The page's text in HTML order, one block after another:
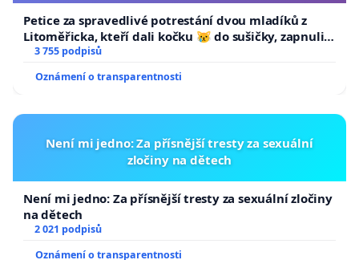
Petice za spravedlivé potrestání dvou mladíků z
Litoměřicka, kteří dali kočku 😿 do sušičky, zapnuli ji
a umírání zvířete natočili.
3 755 podpisů
Oznámení o transparentnosti
Není mi jedno: Za přísnější tresty za sexuální
zločiny na dětech
Není mi jedno: Za přísnější tresty za sexuální zločiny
na dětech
2 021 podpisů
Oznámení o transparentnosti